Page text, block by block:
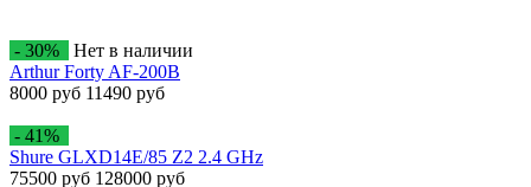
- 30%
Нет в наличии
Arthur Forty AF-200B
8000 руб 11490 руб
- 41%
Shure GLXD14E/85 Z2 2.4 GHz
75500 руб 128000 руб